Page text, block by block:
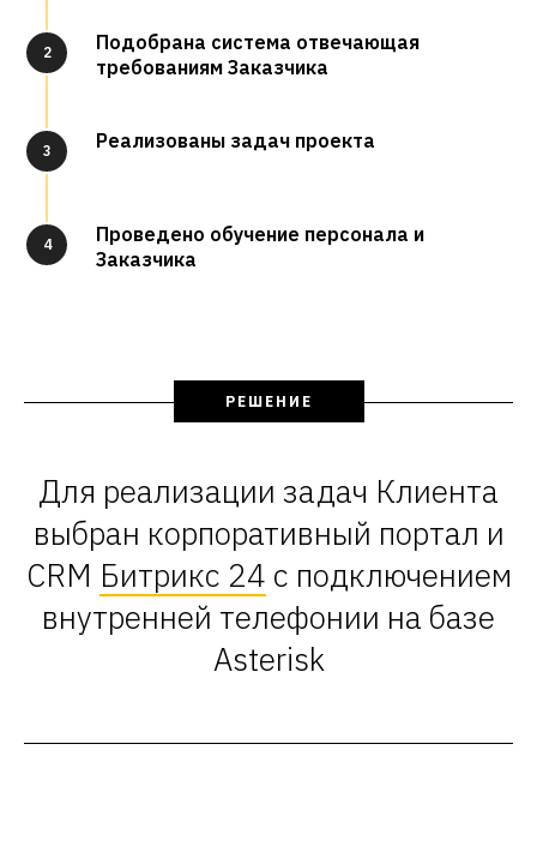
2
Подобрана система отвечающая
требованиям Заказчика
3 Реализованы задач проекта
4
Проведено обучение персонала и
Заказчика
РЕШЕНИЕ
Для реализации задач Клиента
выбран корпоративный портал и
CRM Битрикс 24 с подключением
внутренней телефонии на базе
Asterisk